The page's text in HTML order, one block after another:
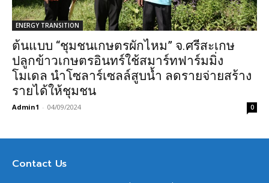
ENERGY TRANSITION
ต้นแบบ “ชุมชนเกษตรผักไหม” จ.ศรีสะเกษ
ปลูกข้าวเกษตรอินทร์ใช้สมาร์ทฟาร์มมิ่ง
โมเดล นำโซลาร์เซลล์สูบน้ำ ลดรายจ่ายสร้าง
รายได้ให้ชุมชน
Admin1 - 04/09/2024 0
Contact Us